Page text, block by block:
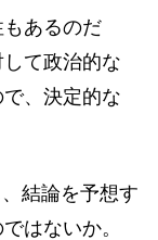
あるのだ
て政治的な
、決定的な
結論を予想す
はないか。